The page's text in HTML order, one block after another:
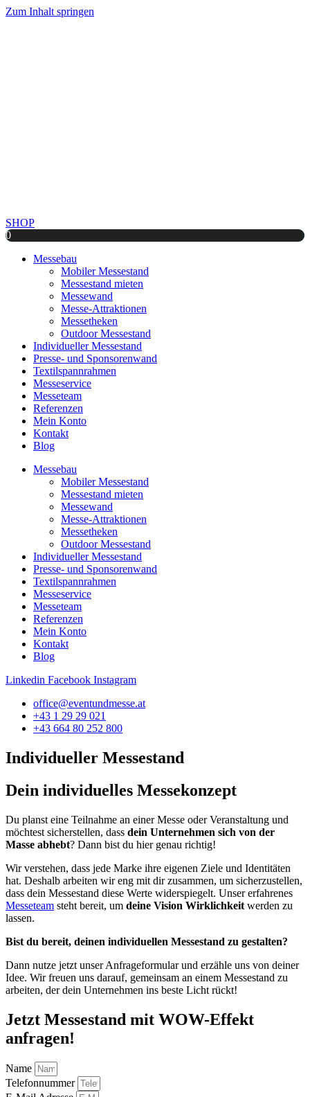
Zum Inhalt springen
SHOP
0
Messebau
Mobiler Messestand
Messestand mieten
Messewand
Messe-Attraktionen
Messetheken
Outdoor Messestand
Individueller Messestand
Presse- und Sponsorenwand
Textilspannrahmen
Messeservice
Messeteam
Referenzen
Mein Konto
Kontakt
Blog
Messebau
Mobiler Messestand
Messestand mieten
Messewand
Messe-Attraktionen
Messetheken
Outdoor Messestand
Individueller Messestand
Presse- und Sponsorenwand
Textilspannrahmen
Messeservice
Messeteam
Referenzen
Mein Konto
Kontakt
Blog
Linkedin Facebook Instagram
office@eventundmesse.at
+43 1 29 29 021
+43 664 80 252 800
Individueller Messestand
Dein individuelles Messekonzept
Du planst eine Teilnahme an einer Messe oder Veranstaltung und
möchtest sicherstellen, dass dein Unternehmen sich von der
Masse abhebt? Dann bist du hier genau richtig!
Wir verstehen, dass jede Marke ihre eigenen Ziele und Identitäten
hat. Deshalb arbeiten wir eng mit dir zusammen, um sicherzustellen,
dass dein Messestand diese Werte widerspiegelt. Unser erfahrenes
Messeteam steht bereit, um deine Vision Wirklichkeit werden zu
lassen.
Bist du bereit, deinen individuellen Messestand zu gestalten?
Dann nutze jetzt unser Anfrageformular und erzähle uns von deiner
Idee. Wir freuen uns darauf, gemeinsam an einem Messestand zu
arbeiten, der dein Unternehmen ins beste Licht rückt!
Jetzt Messestand mit WOW-Effekt
anfragen!
Name
Telefonnummer